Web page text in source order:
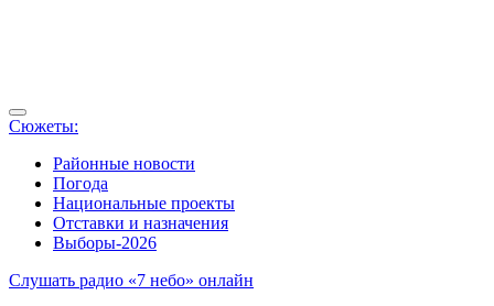
Сюжеты:
Районные новости
Погода
Национальные проекты
Отставки и назначения
Выборы-2026
Слушать радио «7 небо» онлайн